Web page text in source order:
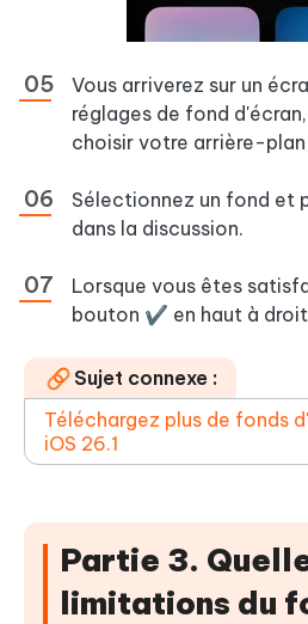
Vous arriverez sur un
réglages de fond
choisir votre arrière-
Sélectionnez un fond et
dans la discussion.
Lorsque vous êtes
bouton ✔ en haut à
Sujet connexe :
Téléchargez plus de fonds
iOS 26.1
Partie 3.
limitations du